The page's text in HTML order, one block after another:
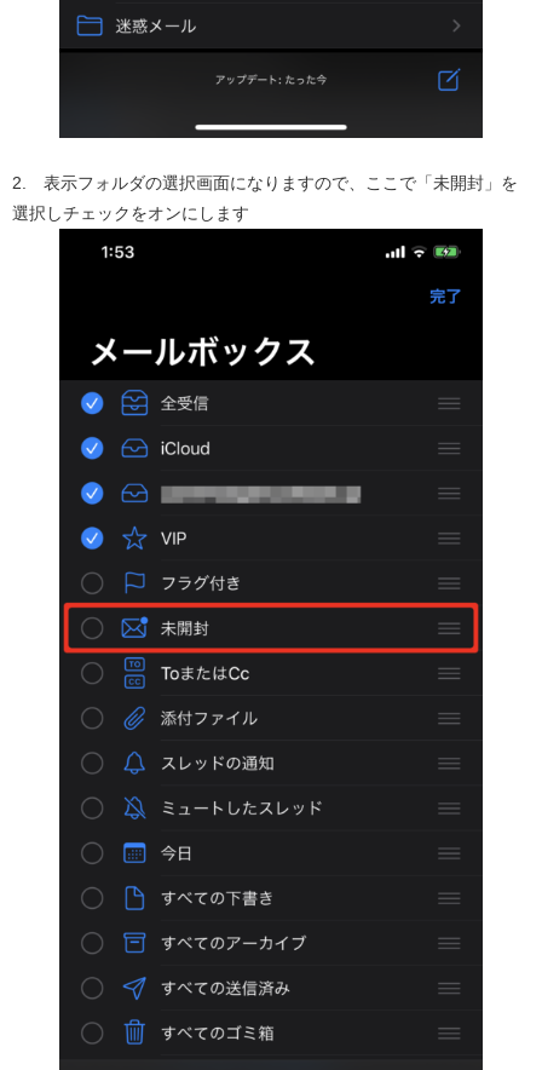
2. 表示フォルダの選択画面になりますので、ここで「未開封」を
選択しチェックをオンにします